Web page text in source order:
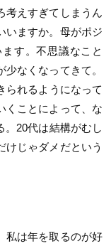
考えすぎてしまうん
いますか。母がポジ
す。不思議なこと
なくなってきて。
られるようになって
くことによって、な
。20代は結構がむし
けじゃダメだという
私は年を取るのが好